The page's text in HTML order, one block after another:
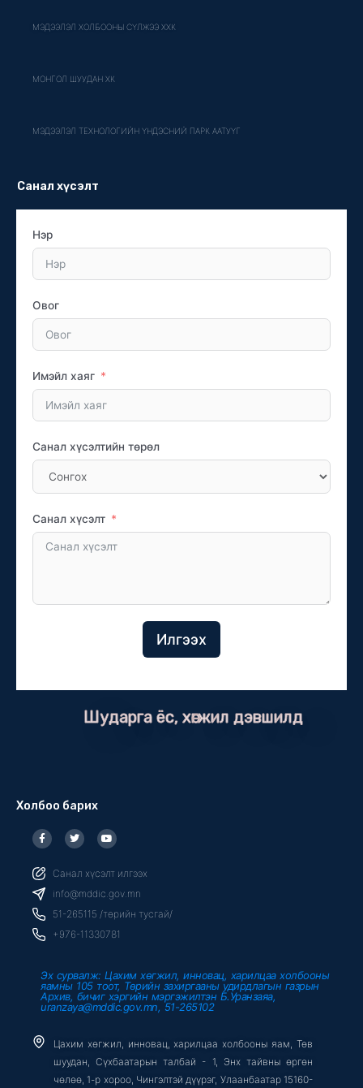
МЭДЭЭЛЭЛ ХОЛБООНЫ СҮЛЖЭЭ ХХК
МОНГОЛ ШУУДАН ХК
МЭДЭЭЛЭЛ ТЕХНОЛОГИЙН ҮНДЭСНИЙ ПАРК ААТУҮГ
Санал хүсэлт
Нэр
Овог
Имэйл хаяг
Санал хүсэлтийн төрөл
Санал хүсэлт
Илгээх
Шударга ёс, хөгжил дэвшилд
Холбоо барих
F
a
c
b
o
o
k
f
T
w
i
t
r
Y
o
u
u
e
Санал хүсэлт илгээх
info@mddic.gov.mn
51-265115 /төрийн тусгай/
+976-11330781
Эх сурвалж: Цахим хөгжил, инновац, харилцаа холбооны
яамны 105 тоот, Төрийн захиргааны удирдлагын газрын
Архив, бичиг хэргийн мэргэжилтэн Б.Уранзаяа,
uranzaya@mddic.gov.mn, 51-265102
Цахим хөгжил, инновац, харилцаа холбооны яам, Төв
шуудан, Сүхбаатарын талбай - 1, Энх тайвны өргөн
чөлөө, 1-р хороо, Чингэлтэй дүүрэг, Улаанбаатар 15160-